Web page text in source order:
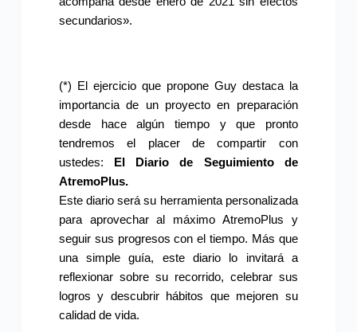
secundarios».
(*) El ejercicio que propone Guy destaca la
importancia de un proyecto en preparación
desde hace algún tiempo y que pronto
tendremos el placer de compartir con
ustedes: El Diario de Seguimiento de
AtremoPlus.
Este diario será su herramienta personalizada
para aprovechar al máximo AtremoPlus y
seguir sus progresos con el tiempo. Más que
una simple guía, este diario lo invitará a
reflexionar sobre su recorrido, celebrar sus
logros y descubrir hábitos que mejoren su
calidad de vida.